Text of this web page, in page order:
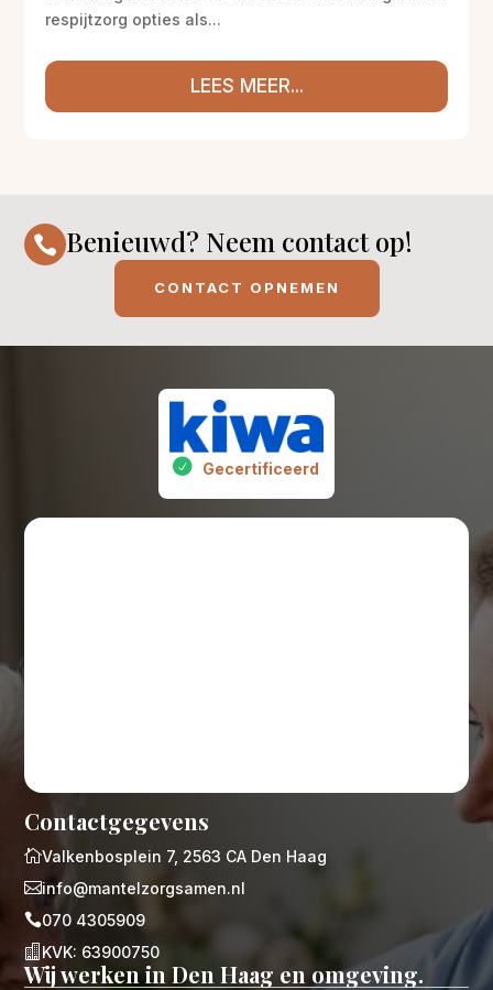
respijtzorg opties als...
LEES MEER...
 Benieuwd? Neem contact op!
CONTACT OPNEMEN
Gecertificeerd
Contactgegevens
Valkenbosplein 7, 2563 CA Den Haag
info@mantelzorgsamen.nl
070 4305909
 KVK: 63900750
Wij werken in Den Haag en omgeving.